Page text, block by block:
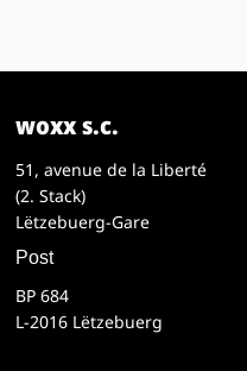
woxx s.c.
51, avenue de la Liberté
(2. Stack)
Lëtzebuerg-Gare
Post
BP 684
L-2016 Lëtzebuerg